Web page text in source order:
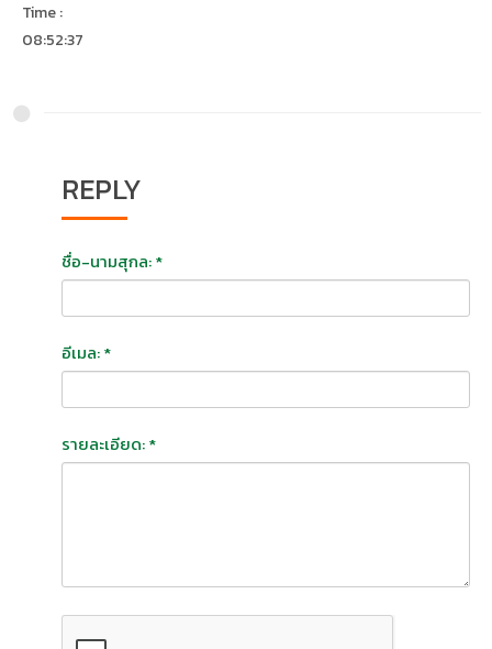
Time :
08:52:37
REPLY
ชื่อ-นามสุกล: *
อีเมล: *
รายละเอียด: *